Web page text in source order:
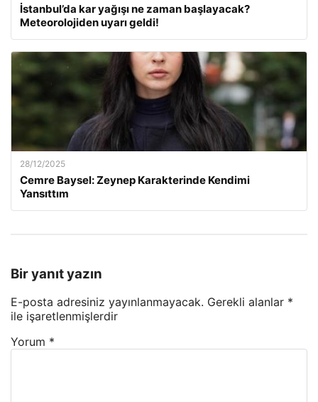
İstanbul’da kar yağışı ne zaman başlayacak?
Meteorolojiden uyarı geldi!
28/12/2025
Cemre Baysel: Zeynep Karakterinde Kendimi
Yansıttım
Bir yanıt yazın
E-posta adresiniz yayınlanmayacak. Gerekli alanlar *
ile işaretlenmişlerdir
Yorum *